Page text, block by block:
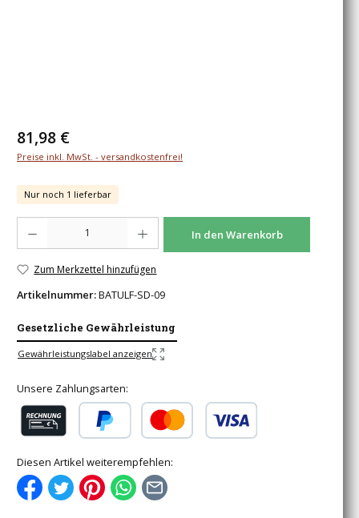
Regulärer Preis:
81,98 €
Preise inkl. MwSt. - versandkostenfrei!
Nur noch 1 lieferbar
In den Warenkorb
Zum Merkzettel hinzufügen
Artikelnummer:BATULF-SD-09
Gesetzliche Gewährleistung
Gewährleistungslabel anzeigen
Unsere Zahlungsarten:
Diesen Artikel weiterempfehlen: